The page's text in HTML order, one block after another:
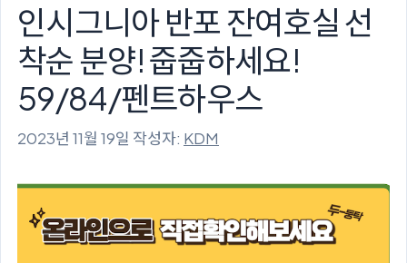
인시그니아 반포 잔여호실 선
착순 분양! 줍줍하세요!
59/84/펜트하우스
2023년 11월 19일 작성자: KDM